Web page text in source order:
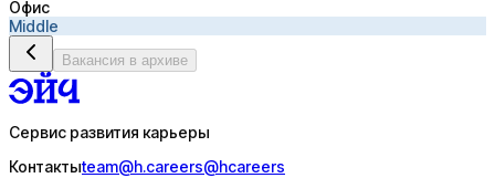
Офис
Middle
Вакансия в архиве
Сервис развития карьеры
Контактыteam@h.careers@hcareers